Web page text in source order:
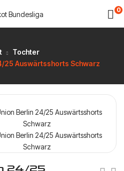
0
Tochter
25 Auswärtsshorts Schwarz
24/25